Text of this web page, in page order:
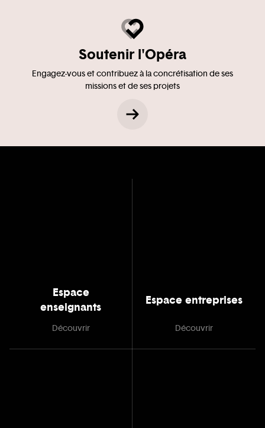
Soutenir l'Opéra
Engagez-vous et contribuez à la concrétisation de ses
missions et de ses projets
Espace
enseignants
Découvrir
Espace entreprises
Découvrir